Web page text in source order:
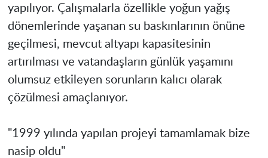
yapılıyor. Çalışmalarla özellikle yoğun yağış
dönemlerinde yaşanan su baskınlarının önüne
geçilmesi, mevcut altyapı kapasitesinin
artırılması ve vatandaşların günlük yaşamını
olumsuz etkileyen sorunların kalıcı olarak
çözülmesi amaçlanıyor.
"1999 yılında yapılan projeyi tamamlamak bize
nasip oldu"